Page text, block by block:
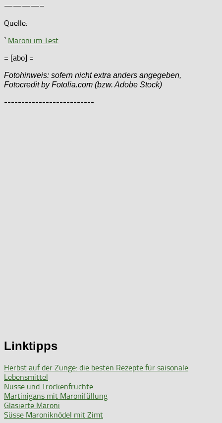
————–
Quelle:
¹ Maroni im Test
= [abo] =
Fotohinweis: sofern nicht extra anders angegeben,
Fotocredit by Fotolia.com (bzw. Adobe Stock)
--------------------------
Linktipps
Herbst auf der Zunge: die besten Rezepte für saisonale
Lebensmittel
Nüsse und Trockenfrüchte
Martinigans mit Maronifüllung
Glasierte Maroni
Süsse Maroniknödel mit Zimt